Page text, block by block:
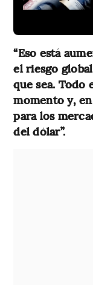
“Eso está
el riesgo
que sea. Todo
momento y,
para los
del dólar”.